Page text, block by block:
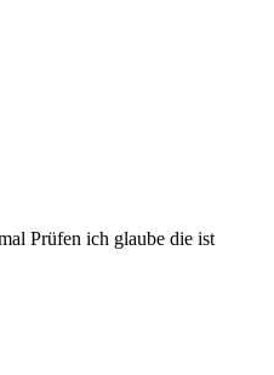
Prüfen ich glaube die ist